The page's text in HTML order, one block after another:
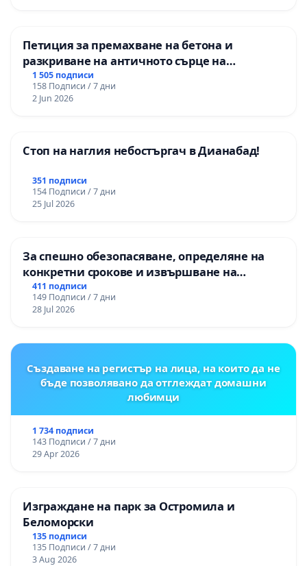
Петиция за премахване на бетона и
разкриване на античното сърце на
Могиланската могила във Враца
1 505 подписи
158 Подписи / 7 дни
2 Jun 2026
Стоп на наглия небостъргач в Дианабад!
351 подписи
154 Подписи / 7 дни
25 Jul 2026
За спешно обезопасяване, определяне на
конкретни срокове и извършване на
цялостна рехабилитация на
републиканския път между пътен възел АМ
„Тракия“ - гр. Ихтиман - с. Мирово - к.к.
411 подписи
149 Подписи / 7 дни
28 Jul 2026
Създаване на регистър на лица, на които да не
бъде позволявано да отглеждат домашни
любимци
1 734 подписи
143 Подписи / 7 дни
29 Apr 2026
Изграждане на парк за Остромила и
Беломорски
135 подписи
135 Подписи / 7 дни
3 Aug 2026